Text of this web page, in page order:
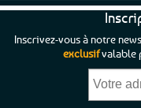
Inscrivez-vous à notre
exclusifvalable